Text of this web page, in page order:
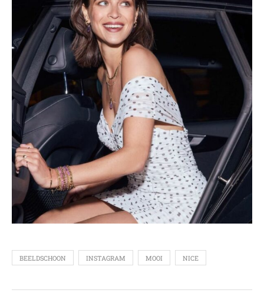
BEELDSCHOON INSTAGRAM MOOI NICE